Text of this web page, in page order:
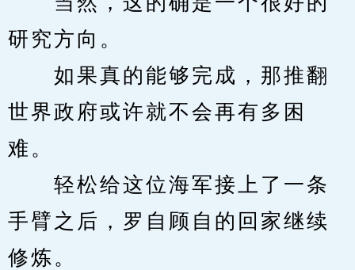
研究方向。
如果真的能够完成，那推翻
世界政府或许就不会再有多困
难。
轻松给这位海军接上了一条
手臂之后，罗自顾自的回家继续
修炼。